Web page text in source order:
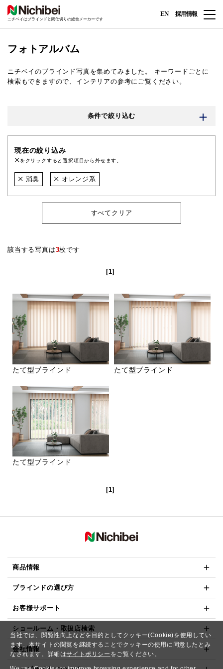
当社では、閲覧性向上などを目的としてクッキー(Cookie)を使用してい
ます。本サイトの閲覧を継続することでクッキーの使用に同意したとみ
なされます。詳細はサイトポリシー をご覧ください。
ニチベイはブラインドと間仕切りの総合メーカーです
EN 採用情報
フォトアルバム
ニチベイのブラインド写真を集めてみました。
キーワードごとに
検索もできますので、インテリアの参考にご覧ください。
条件で絞り込む
現在の絞り込み
をクリックすると選択項目から外せます。
消臭 オレンジ系
すべてクリア
該当する写真は3枚です
[1]
たて型ブラインド
たて型ブラインド
たて型ブラインド
[1]
商品情報
ブラインドの選び方
お客様サポート
ショールーム・取扱店検索
会社情報